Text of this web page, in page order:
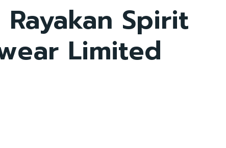
Spirit
Limited